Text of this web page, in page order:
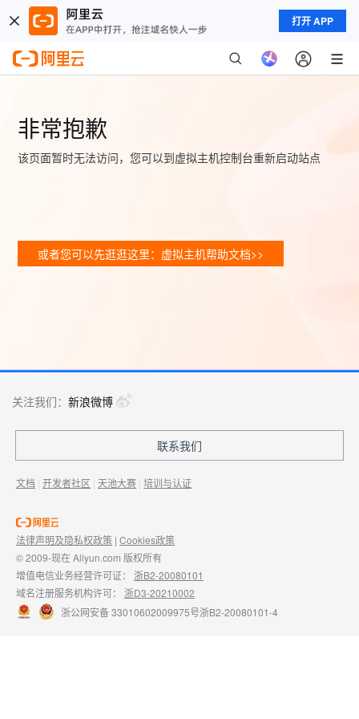
打开 APP
非常抱歉
该页面暂时无法访问，您可以到虚拟主机控制台重新启动站点
或者您可以先逛逛这里：虚拟主机帮助文档>>